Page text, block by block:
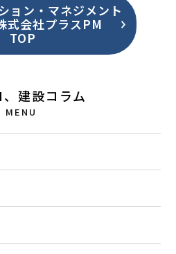
ョン・マネジメント
式会社プラスPM
TOP
建設コラム
MENU